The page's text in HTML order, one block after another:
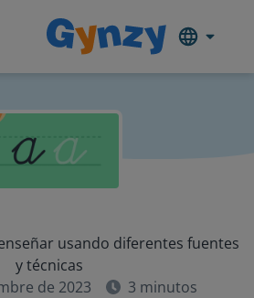
usando diferentes fuentes
y técnicas
de 2023
3 minutos